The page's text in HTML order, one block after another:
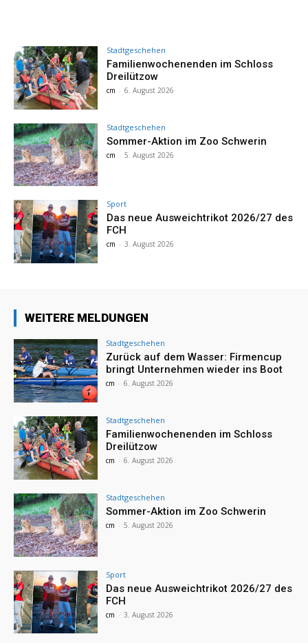
Stadtgeschehen
Familienwochenenden im Schloss
Dreilützow
cm - 6. August 2026
Stadtgeschehen
Sommer-Aktion im Zoo Schwerin
cm - 5. August 2026
Sport
Das neue Ausweichtrikot 2026/27 des
FCH
cm - 3. August 2026
WEITERE MELDUNGEN
Stadtgeschehen
Zurück auf dem Wasser: Firmencup
bringt Unternehmen wieder ins Boot
cm - 6. August 2026
Stadtgeschehen
Familienwochenenden im Schloss
Dreilützow
cm - 6. August 2026
Stadtgeschehen
Sommer-Aktion im Zoo Schwerin
cm - 5. August 2026
Sport
Das neue Ausweichtrikot 2026/27 des
FCH
cm - 3. August 2026